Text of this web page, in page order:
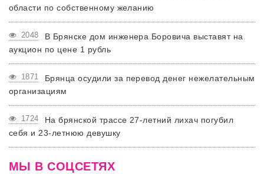
области по собственному желанию
2048
В Брянске дом инженера Боровича выставят на
аукцион по цене 1 рубль
1871
Брянца осудили за перевод денег нежелательным
организациям
1724
На брянской трассе 27-летний лихач погубил
себя и 23-летнюю девушку
МЫ В СОЦСЕТЯХ